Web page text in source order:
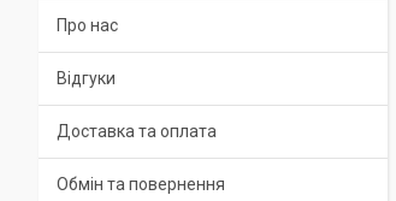
Про нас
Відгуки
Доставка та оплата
Обмін та повернення